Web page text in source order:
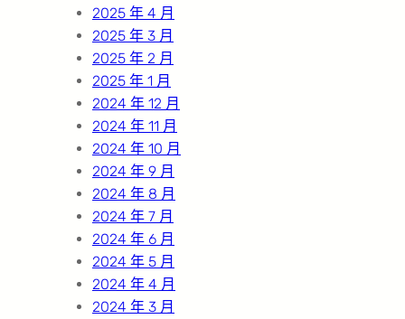
2025 年 4 月
2025 年 3 月
2025 年 2 月
2025 年 1 月
2024 年 12 月
2024 年 11 月
2024 年 10 月
2024 年 9 月
2024 年 8 月
2024 年 7 月
2024 年 6 月
2024 年 5 月
2024 年 4 月
2024 年 3 月